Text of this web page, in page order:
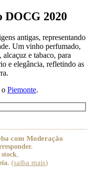
DOCG 2020
antigas, representando
Um vinho perfumado,
alcaçuz e tabaco, para
e elegância, refletindo as
o Piemonte.
com Moderação
(saiba mais)